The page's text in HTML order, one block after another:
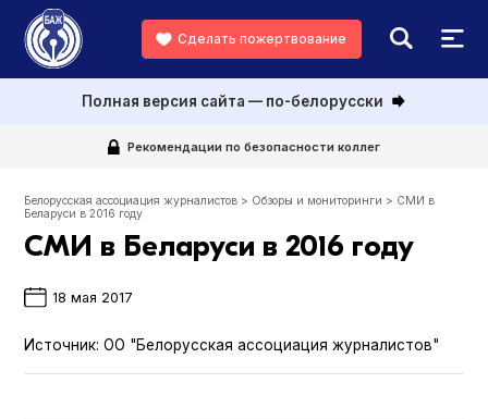
Сделать пожертвование
Полная версия сайта — по-белорусски
Рекомендации по безопасности коллег
Белорусская ассоциация журналистов > Обзоры и мониторинги > СМИ в
Беларуси в 2016 году
СМИ в Беларуси в 2016 году
18 мая 2017
Источник: ОО "Белорусская ассоциация журналистов"